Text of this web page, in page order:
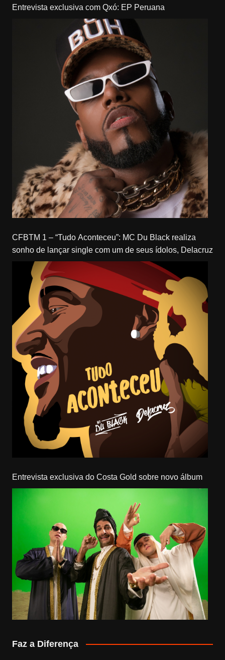
Entrevista exclusiva com Qxó: EP Peruana
CFBTM 1 – “Tudo Aconteceu”: MC Du Black realiza
sonho de lançar single com um de seus ídolos, Delacruz
Entrevista exclusiva do Costa Gold sobre novo álbum
Faz a Diferença